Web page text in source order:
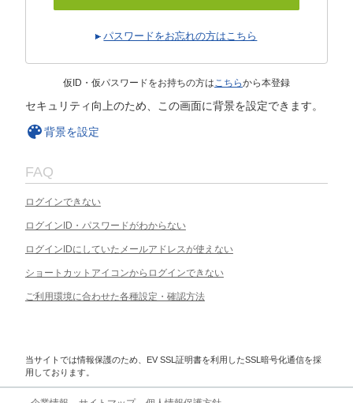
パスワードをお忘れの方はこちら
仮ID・仮パスワードをお持ちの方はこちらから本登録
セキュリティ向上のため、この画面に背景を設定できます。
背景を設定
FAQ
ログインできない
ログインID・パスワードがわからない
ログインIDにしていたメールアドレスが使えない
ショートカットアイコンからログインできない
ご利用環境に合わせた各種設定・確認方法
当サイトでは情報保護のため、EV SSL証明書を利用したSSL暗号化通信を採
用しております。